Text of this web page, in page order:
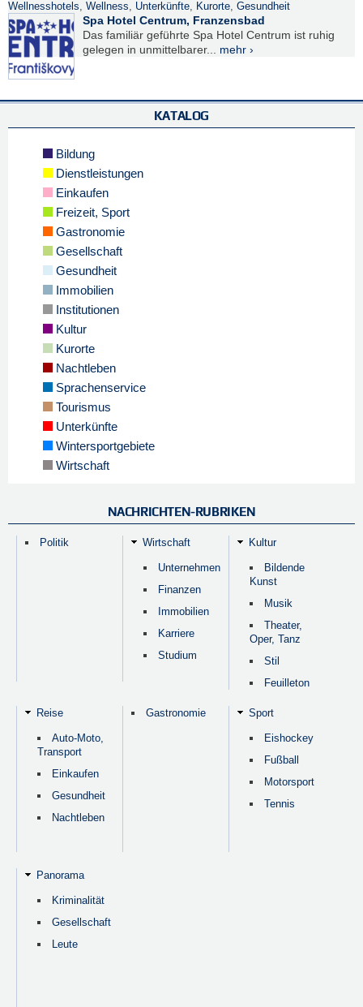
Wellnesshotels, Wellness, Unterkünfte, Kurorte, Gesundheit
Spa Hotel Centrum, Franzensbad
Das familiär geführte Spa Hotel Centrum ist ruhig
gelegen in unmittelbarer... mehr ›
KATALOG
Bildung
Dienstleistungen
Einkaufen
Freizeit, Sport
Gastronomie
Gesellschaft
Gesundheit
Immobilien
Institutionen
Kultur
Kurorte
Nachtleben
Sprachenservice
Tourismus
Unterkünfte
Wintersportgebiete
Wirtschaft
NACHRICHTEN-RUBRIKEN
Politik Wirtschaft
Unternehmen
Finanzen
Immobilien
Karriere
Studium
Kultur
Bildende
Kunst
Musik
Theater,
Oper, Tanz
Stil
Feuilleton
Reise
Auto-Moto,
Transport
Einkaufen
Gesundheit
Nachtleben
Gastronomie Sport
Eishockey
Fußball
Motorsport
Tennis
Panorama
Kriminalität
Gesellschaft
Leute